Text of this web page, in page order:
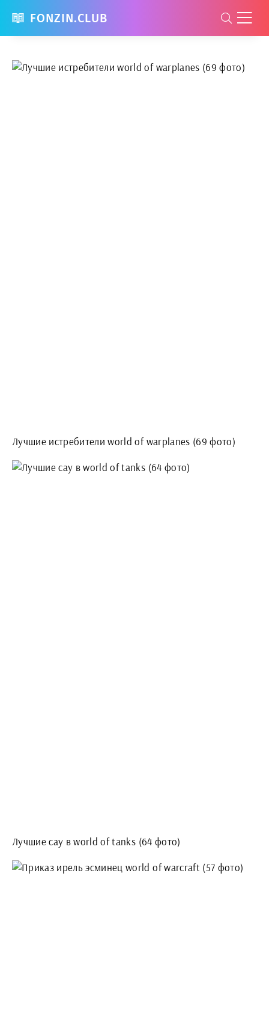
FONZIN.CLUB
Лучшие истребители world of warplanes (69 фото)
Лучшие сау в world of tanks (64 фото)